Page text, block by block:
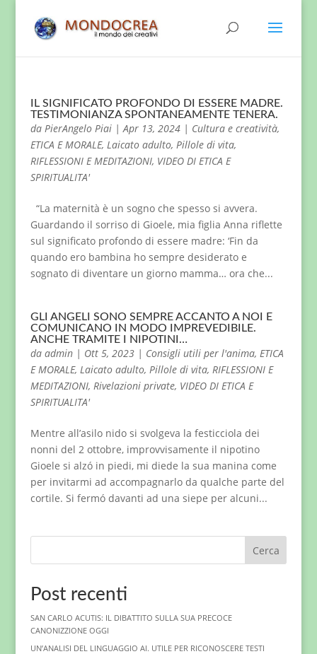
IL SIGNIFICATO PROFONDO DI ESSERE MADRE.
TESTIMONIANZA SPONTANEAMENTE TENERA.
da PierAngelo Piai|Apr 13, 2024| Cultura e creatività,
ETICA E MORALE, Laicato adulto, Pillole di vita,
RIFLESSIONI E MEDITAZIONI, VIDEO DI ETICA E
SPIRITUALITA'
“La maternità è un sogno che spesso si avvera.
Guardando il sorriso di Gioele, mia figlia Anna riflette
sul significato profondo di essere madre: ‘Fin da
quando ero bambina ho sempre desiderato e
sognato di diventare un giorno mamma… ora che...
GLI ANGELI SONO SEMPRE ACCANTO A NOI E
COMUNICANO IN MODO IMPREVEDIBILE.
ANCHE TRAMITE I NIPOTINI…
da admin| Ott 5, 2023| Consigli utili per l'anima, ETICA
E MORALE, Laicato adulto, Pillole di vita, RIFLESSIONI E
MEDITAZIONI, Rivelazioni private, VIDEO DI ETICA E
SPIRITUALITA'
Mentre all’asilo nido si svolgeva la festicciola dei
nonni del 2 ottobre, improvvisamente il nipotino
Gioele si alzó in piedi, mi diede la sua manina come
per invitarmi ad accompagnarlo da qualche parte del
cortile. Si fermó davanti ad una siepe per alcuni...
Cerca
Post recenti
SAN CARLO ACUTIS: IL DIBATTITO SULLA SUA PRECOCE
CANONIZZIONE OGGI
UN’ANALISI DEL LINGUAGGIO AI. UTILE PER RICONOSCERE TESTI